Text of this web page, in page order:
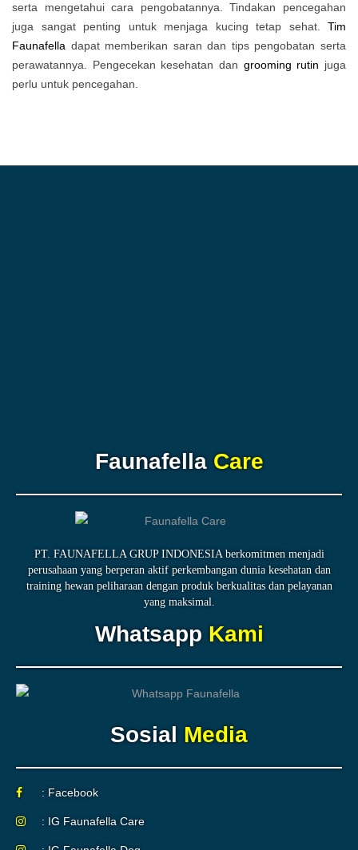
serta mengetahui cara pengobatannya. Tindakan pencegahan
juga sangat penting untuk menjaga kucing tetap sehat. Tim
Faunafella dapat memberikan saran dan tips pengobatan serta
perawatannya. Pengecekan kesehatan dan grooming rutin juga
perlu untuk pencegahan.
FaunafellaCare
PT. FAUNAFELLA GRUP INDONESIA berkomitmen menjadi
perusahaan yang berperan aktif perkembangan dunia kesehatan dan
training hewan peliharaan dengan produk berkualitas dan pelayanan
yang maksimal.
WhatsappKami
Sosial Media
: Facebook
: IG Faunafella Care